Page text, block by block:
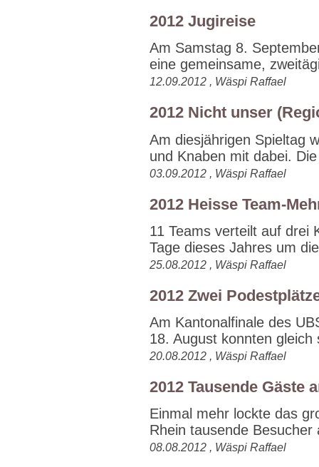
2012 Jugireise
Am Samstag 8.
eine gemeinsame,
12.09.2012 , Wäspi Raffael
2012 Nicht unser
Am diesjährigen Spieltag
und Knaben mit dabei.
03.09.2012 , Wäspi Raffael
2012 Heisse Team-
11 Teams verteilt auf drei
Tage dieses Jahres um
25.08.2012 , Wäspi Raffael
2012 Zwei
Am Kantonalfinale des
18. August konnten gleich
20.08.2012 , Wäspi Raffael
2012 Tausende Gäste
Einmal mehr lockte das
Rhein tausende Besucher
08.08.2012 , Wäspi Raffael